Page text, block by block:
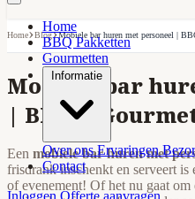
Home
BBQ Pakketten
Gourmetten
Informatie
Over onsErvaringen
Contact
InloggenOfferte aanvragen
Home›Blog›Mobiele bar huren met personeel |
Mobiele bar
|
Een mobiele bar huren met
frisdrank inschenkt en serveert
of evenement! Of het nu gaat